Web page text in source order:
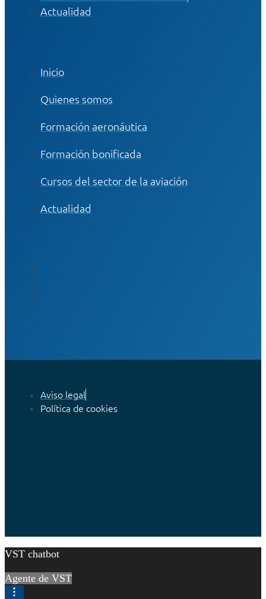
Actualidad
Inicio
Quienes somos
Formación aeronáutica
Formación bonificada
Cursos del sector de la aviación
Actualidad
Aviso legal
Política de cookies
VST chatbot
Agente de VST